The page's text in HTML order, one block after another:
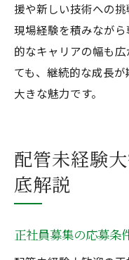
配管未経験から
ト
配管未経験
正社員募集
配管未経験
正社員募集
援や新しい技術への挑
現場経験を積みなが
的なキャリアの幅も
ても、継続的な成長
大きな魅力です。
配管未経験
底解説
正社員募集の応募条